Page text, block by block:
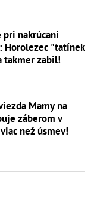
pri nakrúcaní
Horolezec "tatínek
takmer zabil!
Mamy na
záberom v
než úsmev!